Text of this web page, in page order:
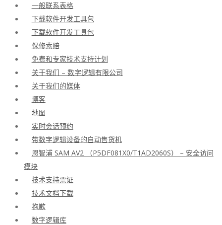
一般联系表格
下载软件开发工具包
下载软件开发工具包
保修索赔
免费和专家技术支持计划
关于我们 – 数字逻辑有限公司
关于我们的媒体
博客
地图
实时会话预约
带数字逻辑设备的自动售货机
恩智浦 SAM AV2 （P5DF081X0/T1AD2060S） – 安全访问
模块
技术支持票证
技术文档下载
抱歉
数字逻辑库